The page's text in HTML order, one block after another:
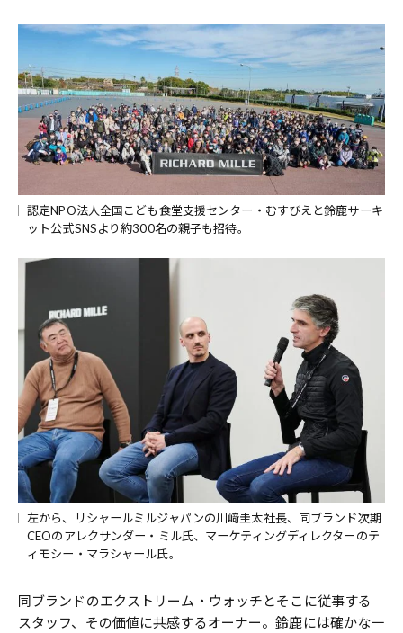
認定NPO法人全国こども食堂支援センター・むすびえと鈴鹿サーキ
ット公式SNSより約300名の親子も招待。
左から、リシャールミルジャパンの川﨑圭太社長、同ブランド次期
CEOのアレクサンダー・ミル氏、マーケティングディレクターのテ
ィモシー・マラシャール氏。
同ブランドのエクストリーム・ウォッチとそこに従事する
スタッフ、その価値に共感するオーナー。鈴鹿には確かな一